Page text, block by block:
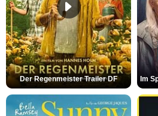
Der Regenmeister Trailer DF